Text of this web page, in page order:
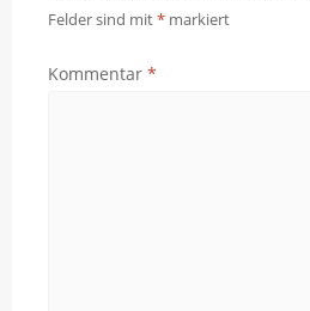
Felder sind mit* markiert
Kommentar *